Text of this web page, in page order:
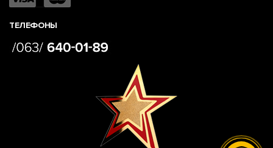
ТЕЛЕФОНЫ